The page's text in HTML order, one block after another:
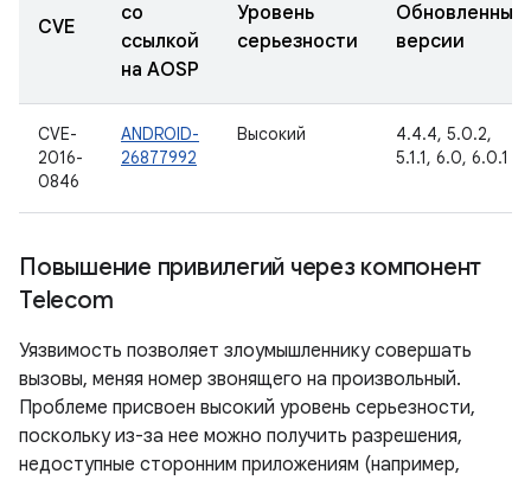
CVE
со
ссылкой
на AOSP
Уровень
серьезности
Обновленные
версии
CVE-
2016-
0846
ANDROID-
26877992
Высокий
4.4.4, 5.0.2,
5.1.1, 6.0, 6.0.1
Повышение привилегий через компонент
Telecom
Уязвимость позволяет злоумышленнику совершать
вызовы, меняя номер звонящего на произвольный.
Проблеме присвоен высокий уровень серьезности,
поскольку из-за нее можно получить разрешения,
недоступные сторонним приложениям (например,